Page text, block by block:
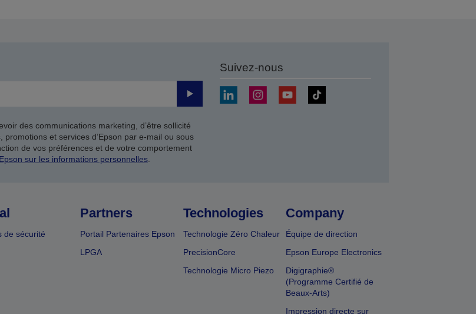
Valider
des communications marketing, d’être sollicité
et services d’Epson par e-mail ou sous
de vos préférences et de votre comportement
sur les informations personnelles.
Suivez-nous
de sécurité
Partners
Portail Partenaires Epson
LPGA
Technologies
Technologie Zéro Chaleur
PrecisionCore
Technologie Micro Piezo
Company
Équipe de direction
Epson Europe Electronics
Digigraphie®
(Programme Certifié de
Beaux-Arts)
Impression directe sur